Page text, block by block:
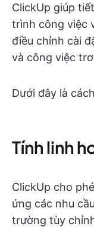
ClickUp giúp
trình công việc
điều chỉnh cài
và công việc
Dưới đây là
Tính linh
ClickUp cho
ứng các nhu
trường tùy